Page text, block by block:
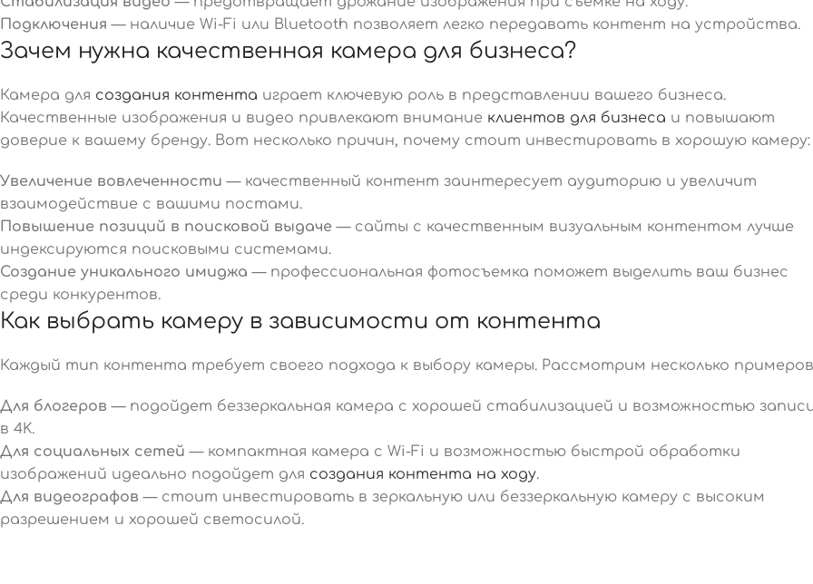
Подключения — наличие Wi-Fi или Bluetooth позволяет легко передавать контент на устройства.
Зачем нужна качественная камера для бизнеса?
Камера для создания контента играет ключевую роль в представлении вашего бизнеса.
Качественные изображения и видео привлекают внимание клиентов для бизнеса и повышают
доверие к вашему бренду. Вот несколько причин, почему стоит инвестировать в хорошую камеру:
Увеличение вовлеченности — качественный контент заинтересует аудиторию и увеличит
взаимодействие с вашими постами.
Повышение позиций в поисковой выдаче — сайты с качественным визуальным контентом лучше
индексируются поисковыми системами.
Создание уникального имиджа — профессиональная фотосъемка поможет выделить ваш бизнес
среди конкурентов.
Как выбрать камеру в зависимости от контента
Каждый тип контента требует своего подхода к выбору камеры. Рассмотрим несколько
Для блогеров — подойдет беззеркальная камера с хорошей стабилизацией и возможностью
в 4K.
Для социальных сетей — компактная камера с Wi-Fi и возможностью быстрой обработки
изображений идеально подойдет для создания контента на ходу.
Для видеографов — стоит инвестировать в зеркальную или беззеркальную камеру с высоким
разрешением и хорошей светосилой.